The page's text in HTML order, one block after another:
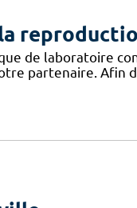
de laboratoire
partenaire. Afin